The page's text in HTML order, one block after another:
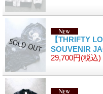
【THRIFTY
SOUVENIR
29,700円(税込)